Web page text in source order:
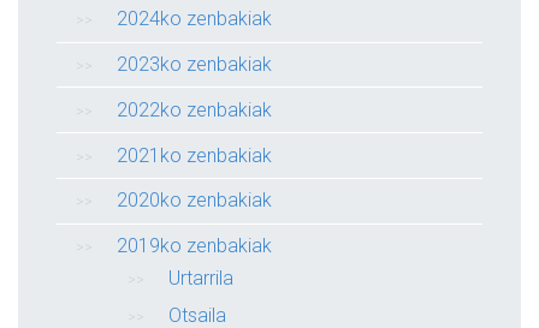
2024ko zenbakiak
2023ko zenbakiak
2022ko zenbakiak
2021ko zenbakiak
2020ko zenbakiak
2019ko zenbakiak
Urtarrila
Otsaila